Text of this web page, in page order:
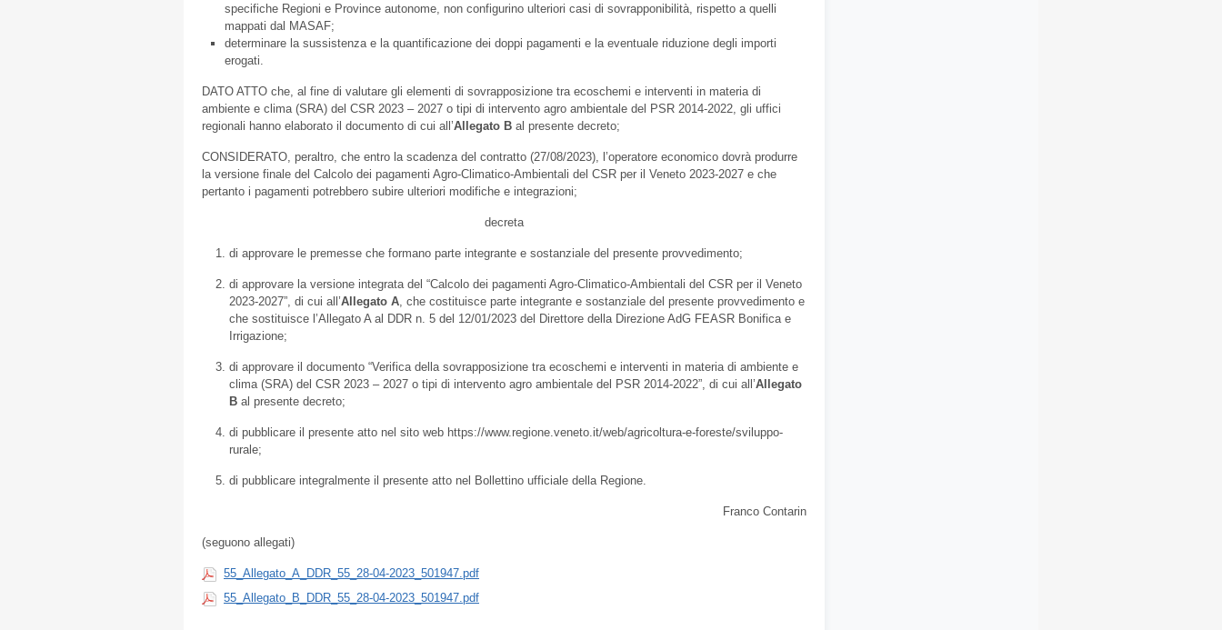
specifiche Regioni e Province autonome, non configurino ulteriori casi di sovrapponibilità, rispetto a quelli
mappati dal MASAF;
determinare la sussistenza e la quantificazione dei doppi pagamenti e la eventuale riduzione degli importi
erogati.
DATO ATTO che, al fine di valutare gli elementi di sovrapposizione tra ecoschemi e interventi in materia di
ambiente e clima (SRA) del CSR 2023 – 2027 o tipi di intervento agro ambientale del PSR 2014-2022, gli uffici
regionali hanno elaborato il documento di cui all’Allegato B al presente decreto;
CONSIDERATO, peraltro, che entro la scadenza del contratto (27/08/2023), l’operatore economico dovrà produrre
la versione finale del Calcolo dei pagamenti Agro-Climatico-Ambientali del CSR per il Veneto 2023-2027 e che
pertanto i pagamenti potrebbero subire ulteriori modifiche e integrazioni;
decreta
di approvare le premesse che formano parte integrante e sostanziale del presente provvedimento;
di approvare la versione integrata del “Calcolo dei pagamenti Agro-Climatico-Ambientali del CSR per il Veneto
2023-2027”, di cui all’Allegato A, che costituisce parte integrante e sostanziale del presente provvedimento e
che sostituisce l’Allegato A al DDR n. 5 del 12/01/2023 del Direttore della Direzione AdG FEASR Bonifica e
Irrigazione;
di approvare il documento “Verifica della sovrapposizione tra ecoschemi e interventi in materia di ambiente e
clima (SRA) del CSR 2023 – 2027 o tipi di intervento agro ambientale del PSR 2014-2022”, di cui all’Allegato
B al presente decreto;
di pubblicare il presente atto nel sito web https://www.regione.veneto.it/web/agricoltura-e-foreste/sviluppo-
rurale;
di pubblicare integralmente il presente atto nel Bollettino ufficiale della Regione.
Franco Contarin
(seguono allegati)
55_Allegato_A_DDR_55_28-04-2023_501947.pdf
55_Allegato_B_DDR_55_28-04-2023_501947.pdf